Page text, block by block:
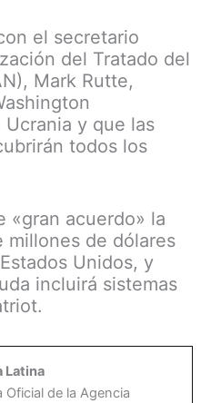
el secretario
del Tratado del
Mark Rutte,
Ucrania y que las
todos los
«gran acuerdo» la
millones de dólares
Unidos, y
incluirá sistemas
Latina
Oficial de la Agencia